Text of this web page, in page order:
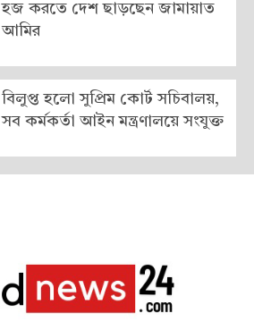
হজ করতে দেশ ছাড়ছেন জামায়াত
আমির
বিলুপ্ত হলো সুপ্রিম কোর্ট সচিবালয়,
সব কর্মকর্তা আইন মন্ত্রণালয়ে সংযুক্ত